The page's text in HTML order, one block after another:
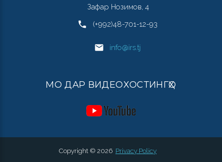
Зафар Нозимов, 4
(+992)48-701-12-93
info@irs.tj
МО ДАР ВИДЕОХОСТИНГҲО
Copyright © 2026 Privacy Policy